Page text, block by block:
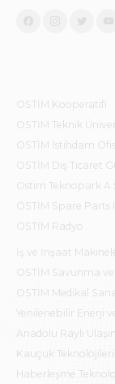
OSTİM Kooperatifi
OSTİM Teknik
OSTİM İstihdam
OSTİM Dış Ticaret
Ostim Teknopark
OSTİM Spare Parts
OSTİM Radyo
İş ve İnşaat
OSTİM Savunma
OSTİM Medikal
Yenilenebilir Enerji
Anadolu Raylı
Kauçuk
Haberleşme